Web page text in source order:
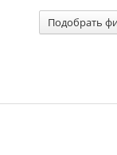
Подобрать